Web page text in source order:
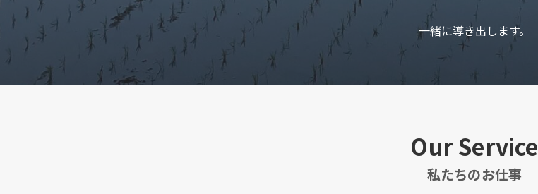
一緒に導き出します。
Our Service
私たちのお仕事